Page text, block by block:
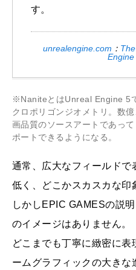
す。
unrealengine.com ：
※NaniteとはUnreal Engine 5
クロポリゴンジオメトリ。数
画品質のソースアートであっ
ポートできるようになる。
通常、広大なフィールドで
低く、どこかスカスカな印
しかしEPIC GAMESの説
のイメージはありません。
どこまでも丁寧に緻密に
ームグラフィックの大きな